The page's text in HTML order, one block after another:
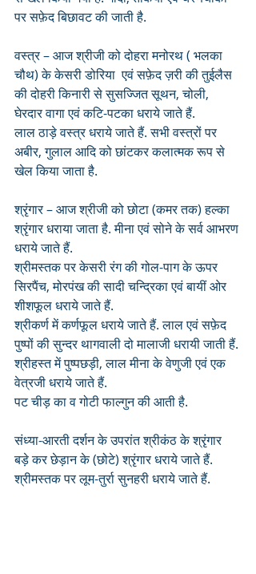
पर सफ़ेद बिछावट की जाती है.
वस्त्र – आज श्रीजी को दोहरा मनोरथ ( भलका
चौथ) के केसरी डोरिया  एवं सफ़ेद ज़री की तुईलैस
की दोहरी किनारी से सुसज्जित सूथन, चोली,
घेरदार वागा एवं कटि-पटका धराये जाते हैं.
लाल ठाड़े वस्त्र धराये जाते हैं. सभी वस्त्रों पर
अबीर, गुलाल आदि को छांटकर कलात्मक रूप से
खेल किया जाता है.
श्रृंगार – आज श्रीजी को छोटा (कमर तक) हल्का
श्रृंगार धराया जाता है. मीना एवं सोने के सर्व आभरण
धराये जाते हैं.
श्रीमस्तक पर केसरी रंग की गोल-पाग के ऊपर
सिरपैंच, मोरपंख की सादी चन्द्रिका एवं बायीं ओर
शीशफूल धराये जाते हैं.
श्रीकर्ण में कर्णफूल धराये जाते हैं. लाल एवं सफ़ेद
पुष्पों की सुन्दर थागवाली दो मालाजी धरायी जाती हैं.
श्रीहस्त में पुष्पछड़ी, लाल मीना के वेणुजी एवं एक
वेत्रजी धराये जाते हैं.
पट चीड़ का व गोटी फाल्गुन की आती है.
संध्या-आरती दर्शन के उपरांत श्रीकंठ के श्रृंगार
बड़े कर छेड़ान के (छोटे) श्रृंगार धराये जाते हैं.
श्रीमस्तक पर लूम-तुर्रा सुनहरी धराये जाते हैं.